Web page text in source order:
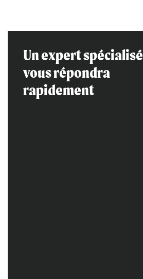
Un expert spécialisé
vous répondra
rapidement